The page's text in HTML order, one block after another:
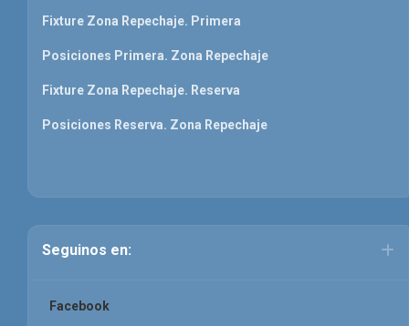
Fixture Zona Repechaje. Primera
Posiciones Primera. Zona Repechaje
Fixture Zona Repechaje. Reserva
Posiciones Reserva. Zona Repechaje
Seguinos en:
Facebook